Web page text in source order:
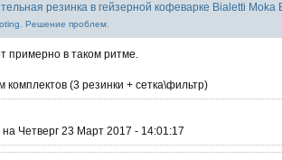
резинка в гейзерной кофеварке Bialetti Moka
Решение проблем.
примерно в таком ритме.
комплектов (3 резинки + сетка\фильтр)
на Четверг 23 Март 2017 - 14:01:17